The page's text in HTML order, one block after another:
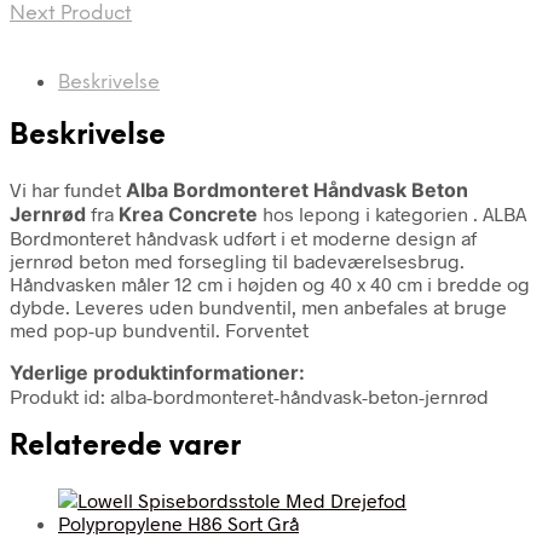
Next Product
Beskrivelse
Beskrivelse
Vi har fundet Alba Bordmonteret Håndvask Beton
Jernrød fra Krea Concrete hos lepong i kategorien . ALBA
Bordmonteret håndvask udført i et moderne design af
jernrød beton med forsegling til badeværelsesbrug.
Håndvasken måler 12 cm i højden og 40 x 40 cm i bredde og
dybde. Leveres uden bundventil, men anbefales at bruge
med pop-up bundventil. Forventet
Yderlige produktinformationer:
Produkt id: alba-bordmonteret-håndvask-beton-jernrød
Relaterede varer